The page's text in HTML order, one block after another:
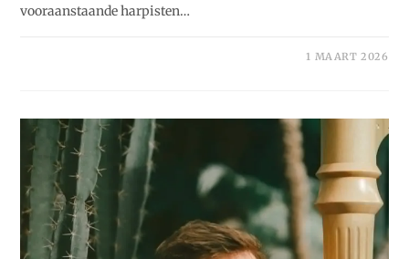
vooraanstaande harpisten…
1 MAART 2026